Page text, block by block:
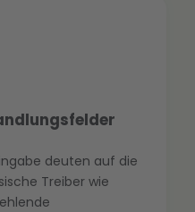
deuten auf die
Treiber wie